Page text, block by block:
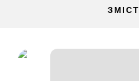
ЗМІСТ